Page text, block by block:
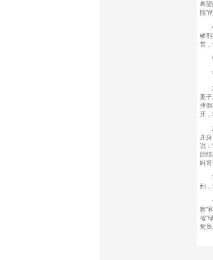
希
照”
张
够
苦
“
张
妻
摔
开
开
说
胆
叫哥
说
到，
十
察”
省“
党员